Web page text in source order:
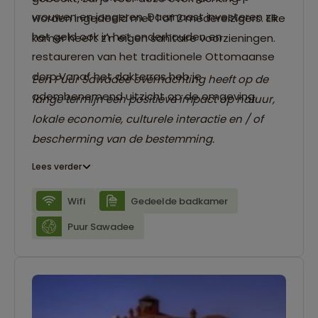
vrouwen en jongeren. Daarnaast investeren ze
het geld ook in het onderhouden en
restaureren van het traditionele Ottomaanse
dorp.Vanaf het dakterras heb je
adembenemend uitzicht op de omgeving.
worden ingedeeld met 1 of 2 medereizigers. Elke
kamer heeft z'n eigen sanitaire voorzieningen.
Een Puur Sawadee overnachting heeft op de
lange termijn een positieve impact op natuur,
lokale economie, culturele interactie en / of
bescherming van de bestemming.
Lees verder
Wifi
Gedeelde badkamer
Puur Sawadee